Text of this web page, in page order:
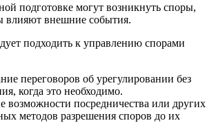
подготовке могут возникнуть споры,
влияют внешние события.
подходить к управлению спорами
переговоров об урегулировании без
когда это необходимо.
возможности посредничества или других
методов разрешения споров до их